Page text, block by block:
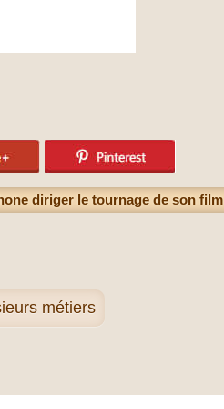
diriger le tournage de son film
métiers